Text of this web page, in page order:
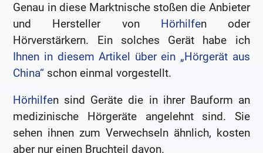
Genau in diese Marktnische stoßen die Anbieter
und Hersteller von Hörhilfen oder
Hörverstärkern. Ein solches Gerät habe ich
Ihnen in diesem Artikel über ein „Hörgerät aus
China“ schon einmal vorgestellt.
Hörhilfen sind Geräte die in ihrer Bauform an
medizinische Hörgeräte angelehnt sind. Sie
sehen ihnen zum Verwechseln ähnlich, kosten
aber nur einen Bruchteil davon.